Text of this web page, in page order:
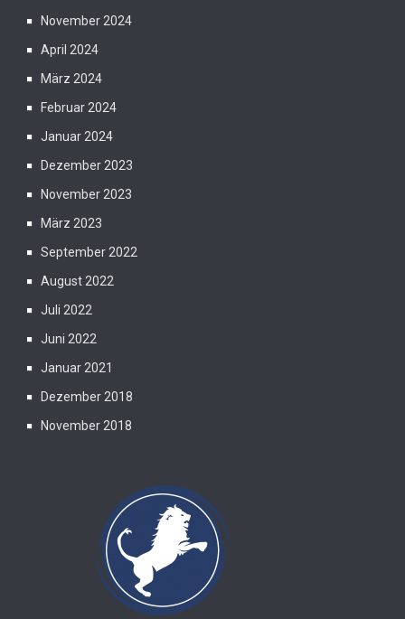
November 2024
April 2024
März 2024
Februar 2024
Januar 2024
Dezember 2023
November 2023
März 2023
September 2022
August 2022
Juli 2022
Juni 2022
Januar 2021
Dezember 2018
November 2018